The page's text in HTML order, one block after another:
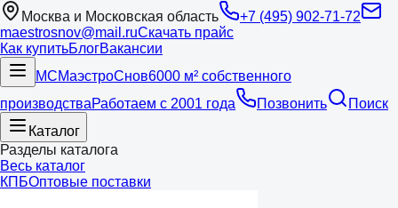
Москва и Московская область
+7 (495) 902-71-72
maestrosnov@mail.ruСкачать прайс
Как купитьБлогВакансии
МСМаэстроСнов6000 м² собственного
производстваРаботаем с 2001 года Позвонить
Поиск
Каталог
Разделы каталога
Весь каталог
КПБОптовые поставки